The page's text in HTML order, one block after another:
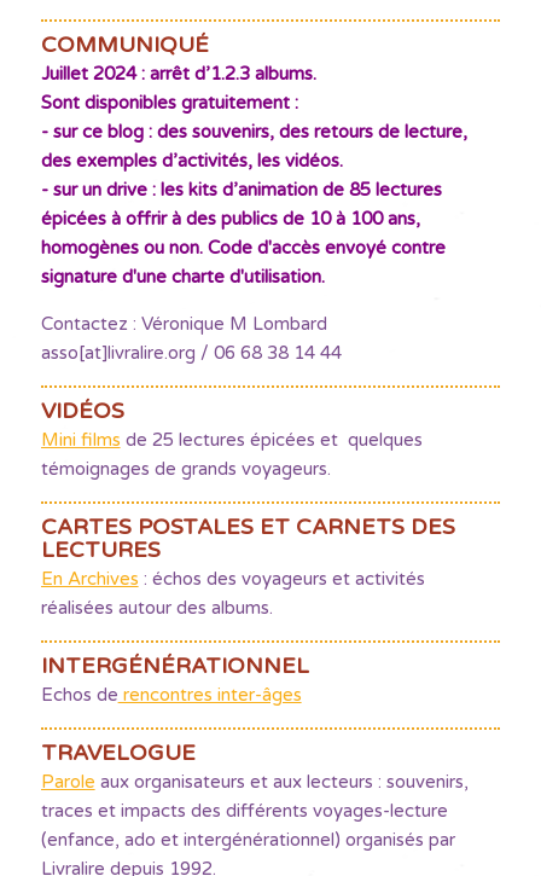
COMMUNIQUÉ
Juillet 2024 : arrêt d’1.2.3 albums.
Sont disponibles gratuitement :
- sur ce blog : des souvenirs, des retours de lecture,
des exemples d’activités, les vidéos.
- sur un drive : les kits d’animation de 85 lectures
épicées à offrir à des publics de 10 à 100 ans,
homogènes ou non. Code d'accès envoyé contre
signature d'une charte d'utilisation.
Contactez : Véronique M Lombard
asso[at]livralire.org / 06 68 38 14 44
VIDÉOS
Mini films de 25 lectures épicées et quelques
témoignages de grands voyageurs.
CARTES POSTALES ET CARNETS DES
LECTURES
En Archives : échos des voyageurs et activités
réalisées autour des albums.
INTERGÉNÉRATIONNEL
Echos de rencontres inter-âges
TRAVELOGUE
Parole aux organisateurs et aux lecteurs : souvenirs,
traces et impacts des différents voyages-lecture
(enfance, ado et intergénérationnel) organisés par
Livralire depuis 1992.